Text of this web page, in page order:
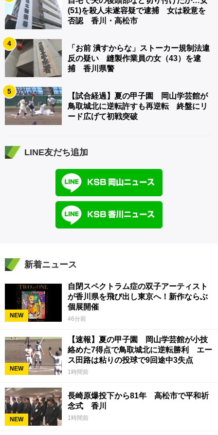
(51)を殺人未遂容疑で逮捕 女は殺意を
否認 香川・高松市
4
「お前 潰すからな」ストーカー規制法違
反の疑い 縫製作業員の女（43）を逮
捕 香川県警
5
【試合経過】夏の甲子園 岡山学芸館が
鳥取城北に逆転許すも再逆転 終盤にリ
ード広げて初戦突破
LINE友だち追加
新着ニュース
NEW
自閉スペクトラム症の双子アーティスト
が香川県を飛び出し東京へ！新作ならぶ
個展開催
46分前
NEW
【速報】夏の甲子園 岡山学芸館が小技
絡めた7得点で鳥取城北に逆転勝利 エー
ス田路は粘りの投球で9回途中3失点
1時間前
NEW
長崎原爆投下から81年 高松市で平和祈
念式 香川
1時間前